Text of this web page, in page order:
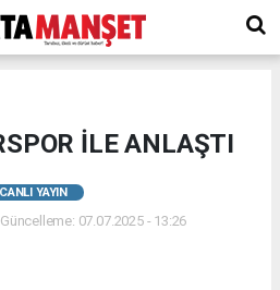
İLE ANLAŞTI
CANLI YAYIN
07.07.2025 - 13:26